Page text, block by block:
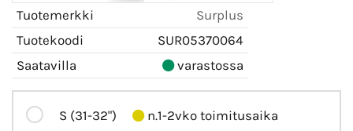
Tuotemerkki
Surplus
Tuotekoodi
SUR05370064
Saatavilla
varastossa
S (31-32") n.1-2vko toimitusaika